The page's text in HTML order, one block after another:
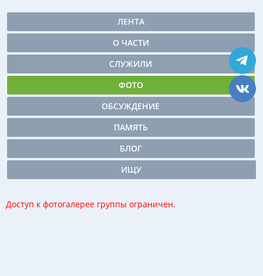
ЛЕНТА
О ЧАСТИ
СЛУЖИЛИ
ФОТО
ОБСУЖДЕНИЕ
ПАМЯТЬ
БЛОГ
ИЩУ
Доступ к фотогалерее группы ограничен.